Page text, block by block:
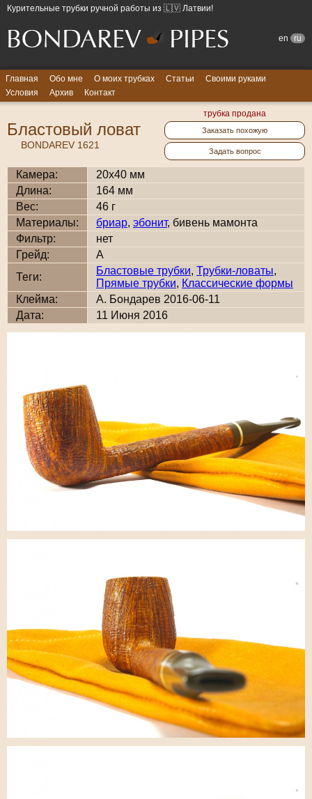
Курительные трубки ручной работы из 🇱🇻 Латвии!
en ru
Главная Обо мне О моих трубках Статьи
Своими руками
Условия
Архив Контакт
трубка продана
Заказать похожую
Задать вопрос
Бластовый ловат
BONDAREV 1621
Камера:
20x40 мм
Длина:
164 мм
Вес:
46 г
Материалы:
бриар, эбонит, бивень мамонта
Фильтр:
нет
Грейд:
A
Теги:
Бластовые трубки, Трубки-ловаты,
Прямые трубки, Классические формы
Клейма:
А. Бондарев 2016-06-11
Дата:
11 Июня 2016